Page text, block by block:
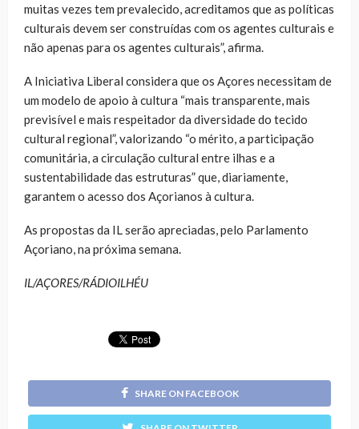
muitas vezes tem prevalecido, acreditamos que as políticas
culturais devem ser construídas com os agentes culturais e
não apenas para os agentes culturais”, afirma.
A Iniciativa Liberal considera que os Açores necessitam de
um modelo de apoio à cultura “mais transparente, mais
previsível e mais respeitador da diversidade do tecido
cultural regional”, valorizando “o mérito, a participação
comunitária, a circulação cultural entre ilhas e a
sustentabilidade das estruturas” que, diariamente,
garantem o acesso dos Açorianos à cultura.
As propostas da IL serão apreciadas, pelo Parlamento
Açoriano, na próxima semana.
IL/AÇORES/RÁDIOILHÉU
SHARE ON FACEBOOK